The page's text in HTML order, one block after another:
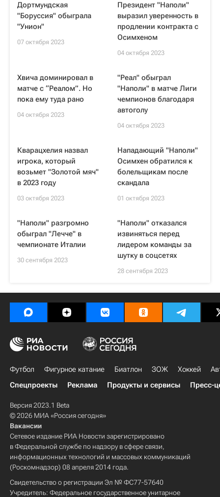
Дортмундская
"Боруссия" обыграла
"Унион"
07 октября 2023
Президент "Наполи"
выразил уверенность в
продлении контракта с
Осимхеном
04 октября 2023
Хвича доминировал в
матче с “Реалом”. Но
пока ему туда рано
04 октября 2023
"Реал" обыграл
"Наполи" в матче Лиги
чемпионов благодаря
автоголу
04 октября 2023
Кварацхелия назвал
игрока, который
возьмет "Золотой мяч"
в 2023 году
03 октября 2023
Нападающий "Наполи"
Осимхен обратился к
болельщикам после
скандала
01 октября 2023
"Наполи" разгромно
обыграл "Лечче" в
чемпионате Италии
30 сентября 2023
"Наполи" отказался
извиняться перед
лидером команды за
шутку в соцсетях
28 сентября 2023
Футбол Фигурное катание Биатлон ЗОЖ Хоккей
Спецпроекты
Реклама Продукты и сервисы Пресс-
Версия 2023.1 Beta
© 2026 МИА «Россия сегодня»
Вакансии
Сетевое издание РИА Новости зарегистрировано
в Федеральной службе по надзору в сфере связи,
информационных технологий и массовых коммуникаций
(Роскомнадзор) 08 апреля 2014 года.
Свидетельство о регистрации Эл № ФС77-57640
Учредитель: Федеральное государственное унитарное